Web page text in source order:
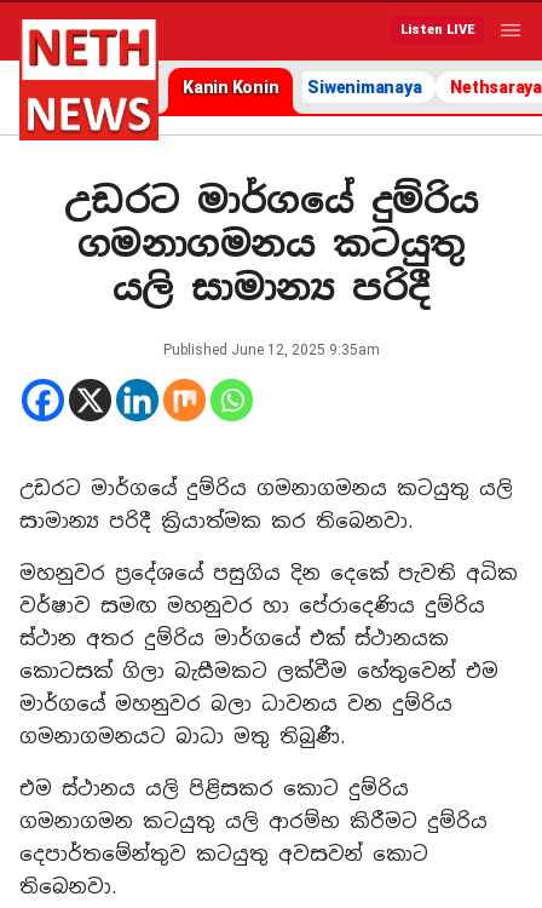
Listen LIVE
Kanin Konin Siwenimanaya Nethsaraya
උඩරට මාර්ගයේ දුම්රිය
ගමනාගමනය කටයුතු
යලි සාමාන්‍ය පරිදී
Published June 12, 2025 9:35am
උඩරට මාර්ගයේ දුම්රිය ගමනාගමනය කටයුතු යලි
සාමාන්‍ය පරිදී ක්‍රියාත්මක කර තිබෙනවා.
මහනුවර ප්‍රදේශයේ පසුගිය දින දෙකේ පැවති අධික
වර්ෂාව සමඟ මහනුවර හා පේරාදෙණිය දුම්රිය
ස්ථාන අතර දුම්රිය මාර්ගයේ එක් ස්ථානයක
කොටසක් ගිලා බැසීමකට ලක්වීම හේතුවෙන් එම
මාර්ගයේ මහනුවර බලා ධාවනය වන දුම්රිය
ගමනාගමනයට බාධා මතු තිබුණී.
එම ස්ථානය යලි පිළිසකර කොට දුම්රිය
ගමනාගමන කටයුතු යලි ආරම්භ කිරීමට දුම්රිය
දෙපාර්තමේන්තුව කටයුතු අවසවන් කොට
තිබෙනවා.